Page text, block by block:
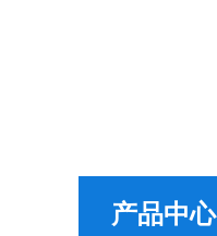
产品中心